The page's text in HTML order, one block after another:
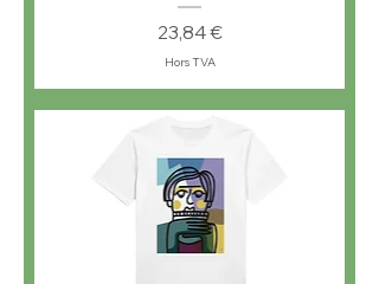
Prix
23,84 €
Hors TVA